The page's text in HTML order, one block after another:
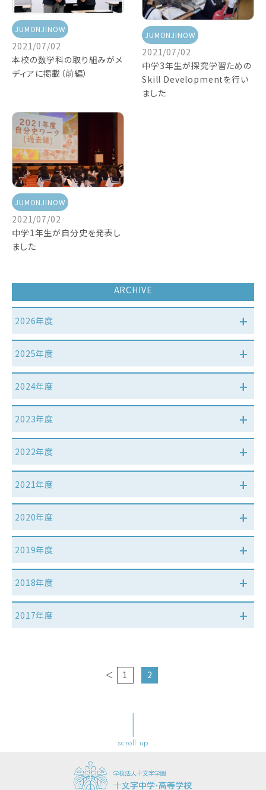
JUMONJINOW
2021/07/02
本校の数学科の取り組みがメ
ディアに掲載（前編）
JUMONJINOW
2021/07/02
中学3年生が探究学習ための
Skill Developmentを行い
ました
JUMONJINOW
2021/07/02
中学1年生が自分史を発表し
ました
ARCHIVE
2026年度
2025年度
2024年度
2023年度
2022年度
2021年度
2020年度
2019年度
2018年度
2017年度
＜ 1 2
scroll up